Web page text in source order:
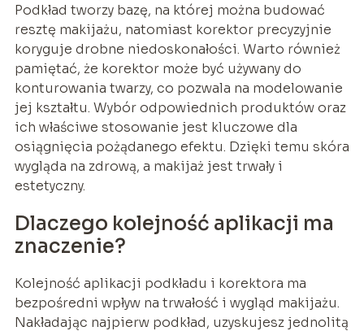
Podkład tworzy bazę, na której można budować
resztę makijażu, natomiast korektor precyzyjnie
koryguje drobne niedoskonałości. Warto również
pamiętać, że korektor może być używany do
konturowania twarzy, co pozwala na modelowanie
jej kształtu. Wybór odpowiednich produktów oraz
ich właściwe stosowanie jest kluczowe dla
osiągnięcia pożądanego efektu. Dzięki temu skóra
wygląda na zdrową, a makijaż jest trwały i
estetyczny.
Dlaczego kolejność aplikacji ma
znaczenie?
Kolejność aplikacji podkładu i korektora ma
bezpośredni wpływ na trwałość i wygląd makijażu.
Nakładając najpierw podkład, uzyskujesz jednolitą